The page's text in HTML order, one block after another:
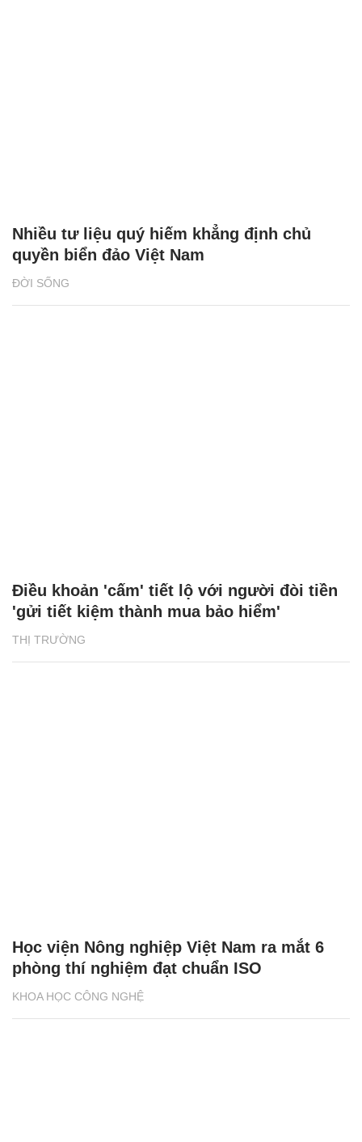
ĐỜI SỐNG
Nhiều tư liệu quý hiếm khẳng định chủ
quyền biển đảo Việt Nam
THỊ TRƯỜNG
Điều khoản 'cấm' tiết lộ với người đòi tiền
'gửi tiết kiệm thành mua bảo hiểm'
KHOA HỌC CÔNG NGHỆ
Học viện Nông nghiệp Việt Nam ra mắt 6
phòng thí nghiệm đạt chuẩn ISO